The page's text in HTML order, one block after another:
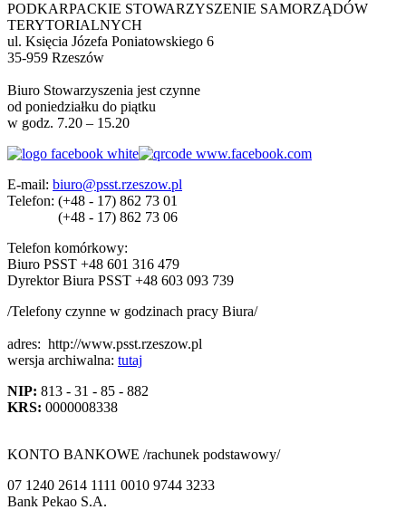
PODKARPACKIE STOWARZYSZENIE SAMORZĄDÓW
TERYTORIALNYCH
ul. Księcia Józefa Poniatowskiego 6
35-959 Rzeszów
Biuro Stowarzyszenia jest czynne
od poniedziałku do piątku
w godz. 7.20 – 15.20
E-mail: biuro@psst.rzeszow.pl
Telefon: (+48 - 17) 862 73 01
(+48 - 17) 862 73 06
Telefon komórkowy:
Biuro PSST +48 601 316 479
Dyrektor Biura PSST +48 603 093 739
/Telefony czynne w godzinach pracy Biura/
adres: http://www.psst.rzeszow.pl
wersja archiwalna: tutaj
NIP: 813 - 31 - 85 - 882
KRS: 0000008338
KONTO BANKOWE /rachunek podstawowy/
07 1240 2614 1111 0010 9744 3233
Bank Pekao S.A.